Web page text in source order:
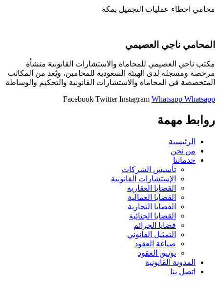
محامي اخطاء عمليات التجميل بمكة
المحامي ناجي العصيمي
مكتب ناجي العصيمي للمحاماة والاستشارات القانونية منشأة
مرخصة ومسجلة لدى الهيئة السعودية للمحامين، ويُعد من المكاتب
المتخصصة في المحاماة والاستشارات القانونية والتحكيم والوساطة
Facebook Twitter Instagram Whatsapp Whatsapp
روابط مهمة
الرئيسية
من نحن
خدماتنا
تأسيس الشركات
الإستشارات القانونية
القضايا العقارية
القضايا العمالية
القضايا التجارية
القضايا الجنائية
قضايا الجرائم
التمثيل القانوني
صياغة العقود
توثيق العقود
المدونة القانونية
اتصل بنا